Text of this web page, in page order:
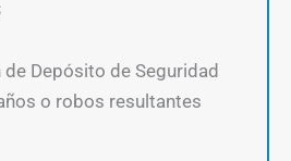
de Depósito de Seguridad
o robos resultantes